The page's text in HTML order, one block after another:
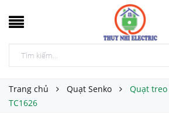
Trang chủ Quạt Senko
Quạt treo
TC1626